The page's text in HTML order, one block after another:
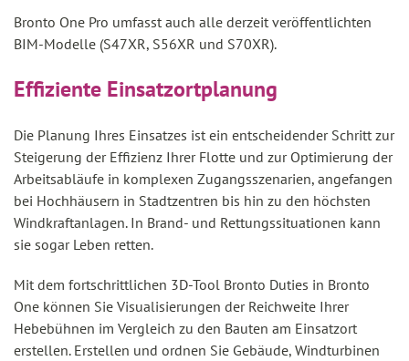
Bronto One Pro umfasst auch alle derzeit veröffentlichten
BIM-Modelle (S47XR, S56XR und S70XR).
Effiziente Einsatzortplanung
Die Planung Ihres Einsatzes ist ein entscheidender Schritt zur
Steigerung der Effizienz Ihrer Flotte und zur Optimierung der
Arbeitsabläufe in komplexen Zugangsszenarien, angefangen
bei Hochhäusern in Stadtzentren bis hin zu den höchsten
Windkraftanlagen. In Brand- und Rettungssituationen kann
sie sogar Leben retten.
Mit dem fortschrittlichen 3D-Tool Bronto Duties in Bronto
One können Sie Visualisierungen der Reichweite Ihrer
Hebebühnen im Vergleich zu den Bauten am Einsatzort
erstellen. Erstellen und ordnen Sie Gebäude, Windturbinen